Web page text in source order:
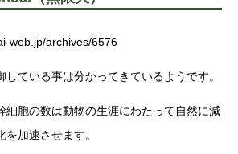
web.jp/archives/6576
ている事は分かってきているようです。
細胞の数は動物の生涯にわたって自然に減
加速させます。